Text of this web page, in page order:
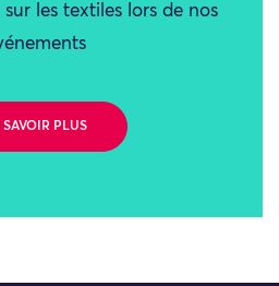
les textiles lors de nos
SAVOIR PLUS